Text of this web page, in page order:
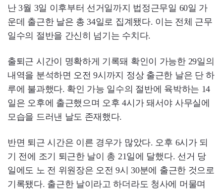
난 3월 3일 이후부터 선거일까지 법정근무일 60일 가
운데 출근한 날은 총 34일로 집계됐다. 이는 전체 근무
일수의 절반을 간신히 넘기는 수치다.
출퇴근 시간이 명확하게 기록돼 확인이 가능한 29일의
내역을 분석하면 오전 9시까지 정상 출근한 날은 단 하
루에 불과했다. 확인 가능 일수의 절반에 육박하는 14
일은 오후에 출근했으며 오후 4시가 돼서야 사무실에
모습을 드러낸 날도 존재했다.
반면 퇴근 시간은 이른 경우가 많았다. 오후 6시가 되
기 전에 조기 퇴근한 날이 총 21일에 달했다. 선거 당
일에도 노 전 위원장은 오전 9시 30분에 출근한 것으로
기록됐다. 출근한 날이라고 하더라도 청사에 머물며